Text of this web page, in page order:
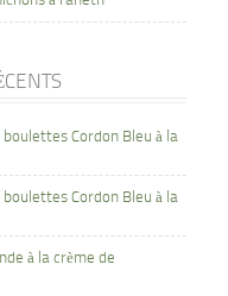
boulettes Cordon Bleu à la
boulettes Cordon Bleu à la
à la crème de